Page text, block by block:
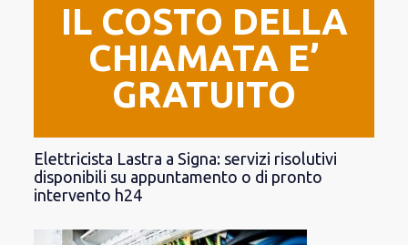
IL COSTO DELLA
CHIAMATA E’
GRATUITO
Elettricista Lastra a Signa: servizi risolutivi
disponibili su appuntamento o di pronto
intervento h24